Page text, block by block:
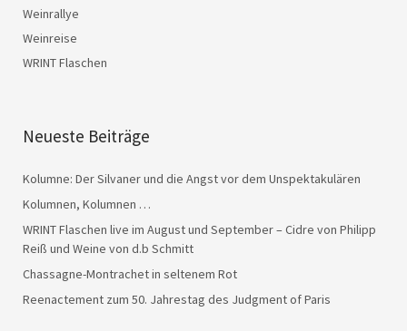
Weinrallye
Weinreise
WRINT Flaschen
Neueste Beiträge
Kolumne: Der Silvaner und die Angst vor dem Unspektakulären
Kolumnen, Kolumnen …
WRINT Flaschen live im August und September – Cidre von Philipp
Reiß und Weine von d.b Schmitt
Chassagne-Montrachet in seltenem Rot
Reenactement zum 50. Jahrestag des Judgment of Paris